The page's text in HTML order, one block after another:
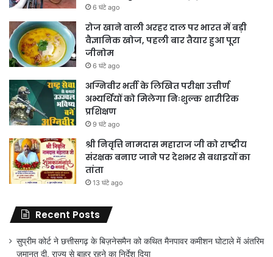
6 घंटे ago
रोज खाने वाली अरहर दाल पर भारत में बड़ी
वैज्ञानिक खोज, पहली बार तैयार हुआ पूरा
जीनोम
6 घंटे ago
अग्निवीर भर्ती के लिखित परीक्षा उत्तीर्ण
अभ्यर्थियों को मिलेगा निःशुल्क शारीरिक
प्रशिक्षण
9 घंटे ago
श्री निवृत्ति नामदास महाराज जी को राष्ट्रीय
संरक्षक बनाए जाने पर देशभर से बधाइयों का
तांता
13 घंटे ago
Recent Posts
सुप्रीम कोर्ट ने छत्तीसगढ़ के बिज़नेसमैन को कथित मैनपावर कमीशन घोटाले में अंतरिम
ज़मानत दी, राज्य से बाहर रहने का निर्देश दिया